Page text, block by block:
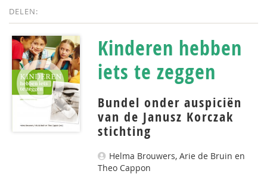
DELEN:
Kinderen hebben
iets te zeggen
Bundel onder auspiciën
van de Janusz Korczak
stichting
Helma Brouwers, Arie de Bruin en
Theo Cappon